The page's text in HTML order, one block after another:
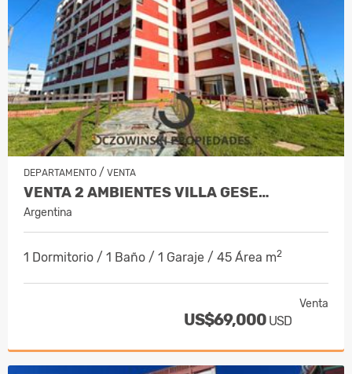
DEPARTAMENTO / VENTA
VENTA 2 AMBIENTES VILLA GESE…
Argentina
1 Dormitorio / 1 Baño / 1 Garaje / 45 Área m2
Venta
US$69,000 USD